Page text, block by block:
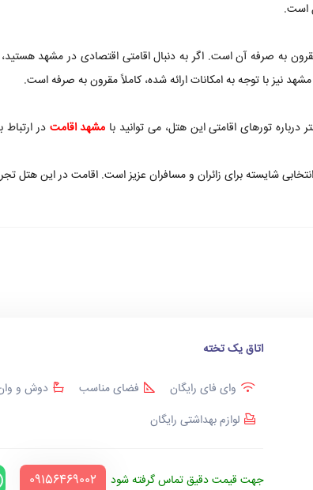
است.
به صرفه آن است. اگر به دنبال اقامتی اقتصادی در مشهد
نیز با توجه به امکانات ارائه شده، کاملاً مقرون به صرفه است.
تورهای اقامتی این هتل، می توانید با مشهد اقامتدر
شایسته برای زائران و مسافران عزیز است. اقامت در این هتل
اتاق یک تخته
وای فای رایگان فضای مناسب
دوش و
لوازم بهداشتی رایگان
جهت قیمت دقیق تماس گرفته شود ‪09156469002‬